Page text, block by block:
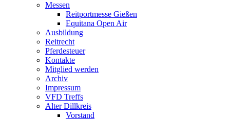
Messen
Reitportmesse Gießen
Equitana Open Air
Ausbildung
Reitrecht
Pferdesteuer
Kontakte
Mitglied werden
Archiv
Impressum
VFD Treffs
Alter Dillkreis
Vorstand